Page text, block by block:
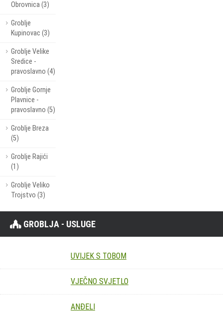
Obrovnica (3)
Groblje
Kupinovac (3)
Groblje Velike
Sredice -
pravoslavno (4)
Groblje Gornje
Plavnice -
pravoslavno (5)
Groblje Breza
(5)
Groblje Rajići
(1)
Groblje Veliko
Trojstvo (3)
GROBLJA - USLUGE
UVIJEK S TOBOM
VJEČNO SVJETLO
ANĐELI